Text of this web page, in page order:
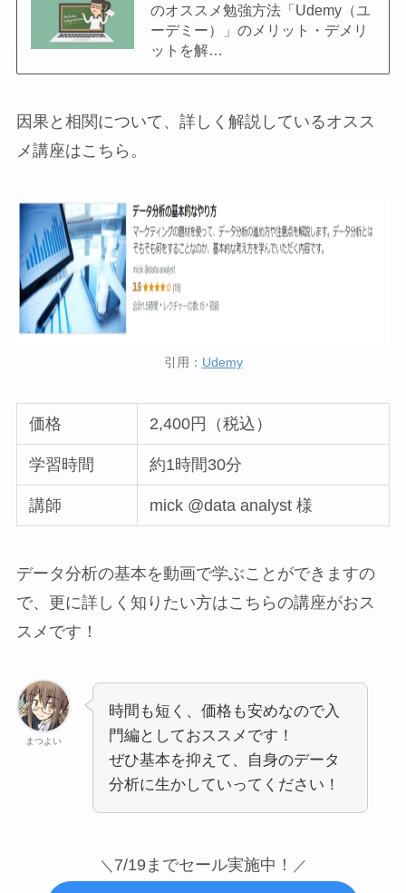
のオススメ勉強方法「Udemy（ユ
ーデミー）」のメリット・デメリ
ットを解…
因果と相関について、詳しく解説しているオスス
メ講座はこちら。
引用： Udemy
価格 2,400円（税込）
学習時間 約1時間30分
講師 mick @data analyst 様
データ分析の基本を動画で学ぶことができますの
で、更に詳しく知りたい方はこちらの講座がおス
スメです！
まつよい
時間も短く、価格も安めなので入
門編としておススメです！
ぜひ基本を抑えて、自身のデータ
分析に生かしていってください！
＼ 7/19までセール実施中！ ／